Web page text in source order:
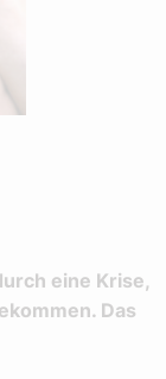
eine Krise,
Das